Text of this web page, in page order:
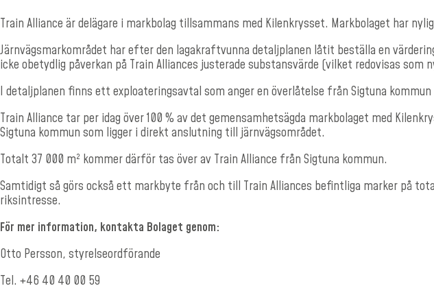
Train Alliance är delägare i markbolag tillsammans med Kilenkrysset. Markbolaget har
Järnvägsmarkområdet har efter den lagakraftvunna detaljplanen låtit beställa en
icke obetydlig påverkan på Train Alliances justerade substansvärde (vilket redovisas som
I detaljplanen finns ett exploateringsavtal som anger en överlåtelse från Sigtuna
Train Alliance tar per idag över 100 % av det gemensamhetsägda markbolaget med
Sigtuna kommun som ligger i direkt anslutning till järnvägsområdet.
Totalt 37 000 m² kommer därför tas över av Train Alliance från Sigtuna kommun.
Samtidigt så görs också ett markbyte från och till Train Alliances befintliga marker på
riksintresse.
För mer information, kontakta Bolaget genom:
Otto Persson, styrelseordförande
Tel. +46 40 40 00 59